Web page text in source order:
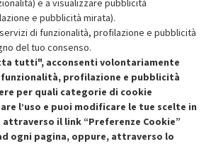
di vendita Recedere dal contratto qui
e a visualizzare pubblicità
e pubblicità mirata).
di funzionalità, profilazione e pubblicità
del tuo consenso.
tutti", acconsenti volontariamente
funzionalità, profilazione e pubblicità
per quali categorie di cookie
l’uso e puoi modificare le tue scelte in
il link “Preferenze Cookie”
ogni pagina, oppure, attraverso lo